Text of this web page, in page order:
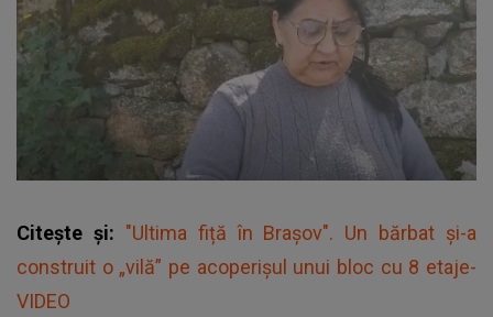
Citește și: "Ultima fiță în Brașov". Un bărbat și-a
construit o „vilă” pe acoperișul unui bloc cu 8 etaje-
VIDEO